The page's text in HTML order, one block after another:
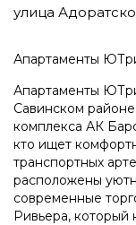
улица
Апартаменты
Апартаменты
Савинском
комплекса АК
кто ищет
транспортных
расположены
современные
Ривьера, который